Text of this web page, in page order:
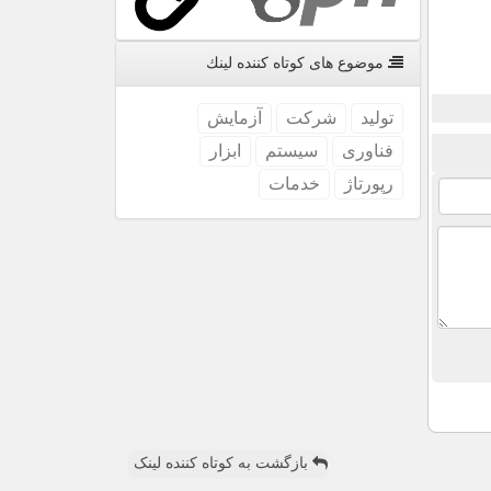
موضوع های كوتاه كننده لینك
تولید شركت
آزمایش
فناوری
سیستم
ابزار
رپورتاژ
خدمات
بازگشت به کوتاه کننده لینک